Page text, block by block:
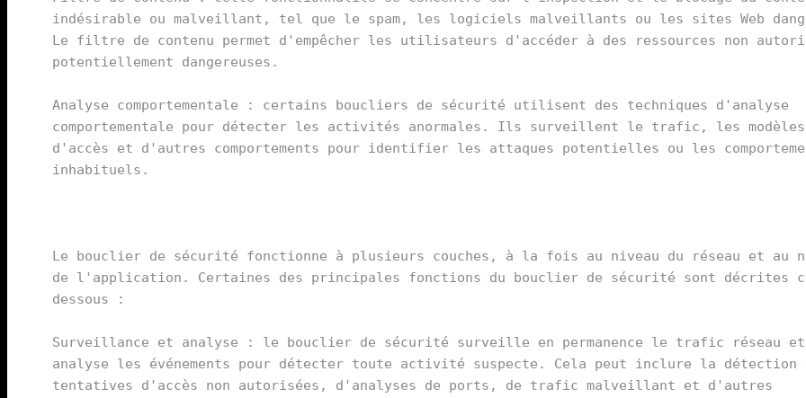
indésirable ou malveillant, tel que le spam, les logiciels malveillants ou les sites Web
Le filtre de contenu permet d'empêcher les utilisateurs d'accéder à des ressources non
potentiellement dangereuses.
Analyse comportementale : certains boucliers de sécurité utilisent des techniques d'analyse
comportementale pour détecter les activités anormales. Ils surveillent le trafic, les modèles
d'accès et d'autres comportements pour identifier les attaques potentielles ou les
Le bouclier de sécurité fonctionne à plusieurs couches, à la fois au niveau du réseau et au
de l'application. Certaines des principales fonctions du bouclier de sécurité sont décrites
dessous :
Surveillance et analyse : le bouclier de sécurité surveille en permanence le trafic réseau et
analyse les événements pour détecter toute activité suspecte. Cela peut inclure la détection
tentatives d'accès non autorisées, d'analyses de ports, de trafic malveillant et d'autres